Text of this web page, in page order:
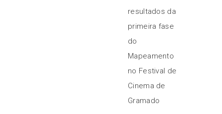
resultados da
primeira fase
do
Mapeamento
no Festival de
Cinema de
Gramado